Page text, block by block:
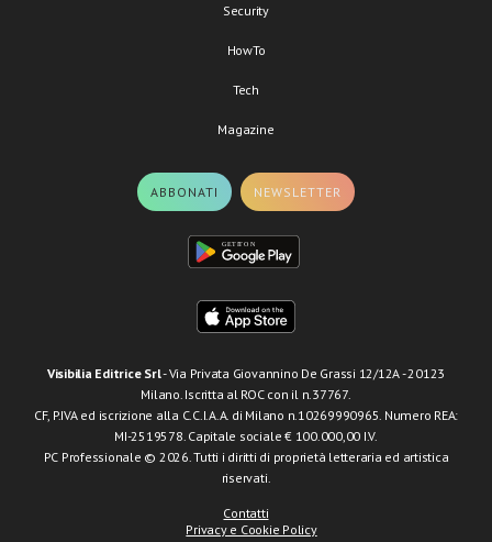
Security
HowTo
Tech
Magazine
ABBONATI NEWSLETTER
Visibilia Editrice Srl- Via Privata Giovannino De Grassi 12/12A - 20123
Milano. Iscritta al ROC con il n.37767.
CF, P.IVA ed iscrizione alla C.C.I.A.A. di Milano n.10269990965. Numero REA:
MI-2519578. Capitale sociale € 100.000,00 I.V.
PC Professionale © 2026. Tutti i diritti di proprietà letteraria ed artistica
riservati.
Contatti
Privacy e Cookie Policy